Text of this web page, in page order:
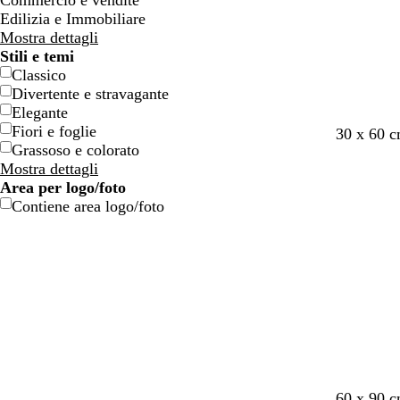
o
n
e
o
n
e
e
e
Edilizia e Immobiliare
Mostra dettagli
Stili e temi
Classico
Divertente e stravagante
Elegante
Fiori e foglie
Grassoso e colorato
Mostra dettagli
Area per logo/foto
Contiene area logo/foto
v
r
v
b
30 x 60